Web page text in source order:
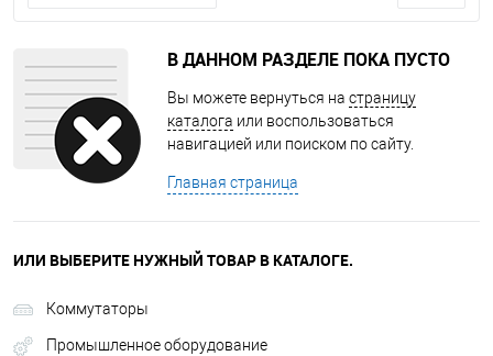
В ДАННОМ РАЗДЕЛЕ ПОКА ПУСТО
Вы можете вернуться на страницу
каталога или воспользоваться
навигацией или поиском по сайту.
Главная страница
ИЛИ ВЫБЕРИТЕ НУЖНЫЙ ТОВАР В КАТАЛОГЕ.
Коммутаторы
Промышленное оборудование